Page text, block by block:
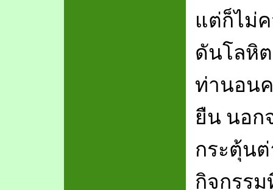
แต่ก็ไม่
ดันโลหิ
ท่านอน
ยืน นอก
กระตุ้นต่
กิจกรร